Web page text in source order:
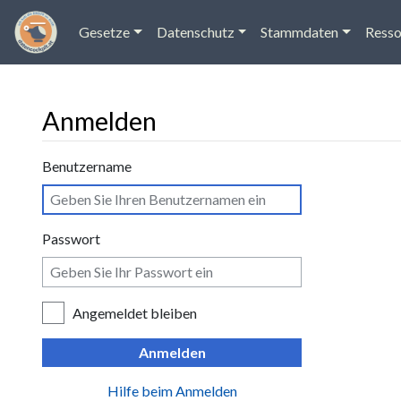
Gesetze Datenschutz Stammdaten
Anmelden
Wechseln zu:Navigation
Benutzername
Passwort
Angemeldet bleiben
Anmelden
Hilfe beim Anmelden